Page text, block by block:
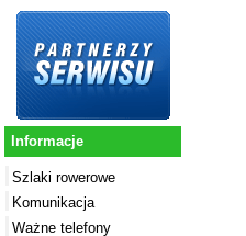
Informacje
Szlaki rowerowe
Komunikacja
Ważne telefony